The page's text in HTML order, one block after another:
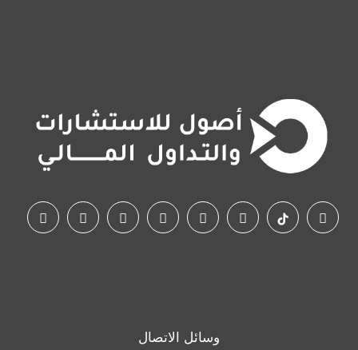
وسائل الاتصال